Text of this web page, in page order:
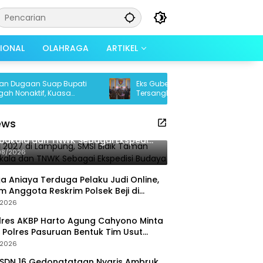
OLAHRAGA ARTIKEL
Suap Bupati
Kuasa
Tak Sesuai
Eks Gubernur Lampung Arinal Djunaidi
Tersangka Dugaan Korupsi Dana PI
USD17,2 Juta
2027 di Lampung, SMSI Bidik Taman
dan TNWK Sebagai Ekspedisi
2026
Aniaya Terduga Pelaku Judi Online,
Anggota Reskrim Polsek Beji di
AKBP Harto Agung Cahyono Minta
Pasuruan Bentuk Tim Usut
Terduga Pelaku Judi Online